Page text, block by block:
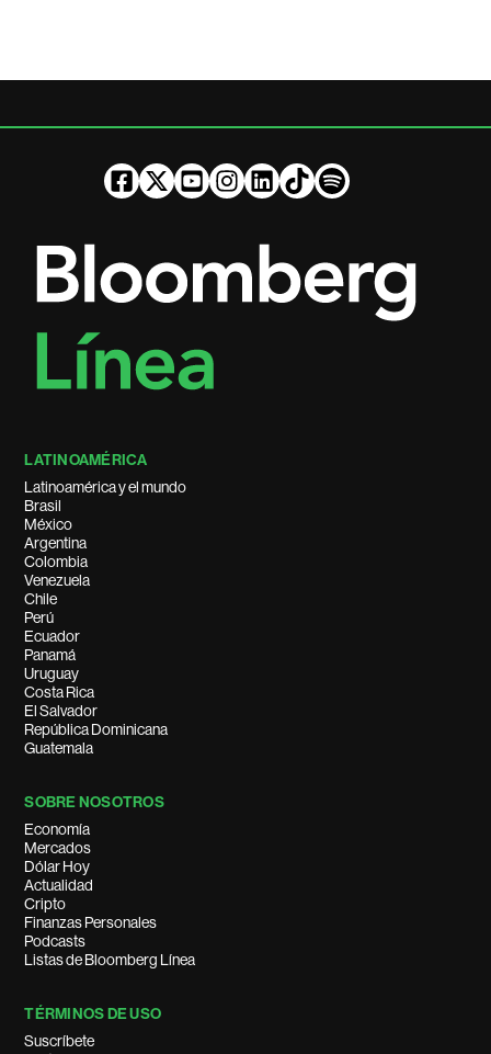
LATINOAMÉRICA
Latinoamérica y el mundo
Brasil
México
Argentina
Colombia
Venezuela
Chile
Perú
Ecuador
Panamá
Uruguay
Costa Rica
El Salvador
República Dominicana
Guatemala
SOBRE NOSOTROS
Economía
Mercados
Dólar Hoy
Actualidad
Cripto
Finanzas Personales
Podcasts
Listas de Bloomberg Línea
TÉRMINOS DE USO
Suscríbete